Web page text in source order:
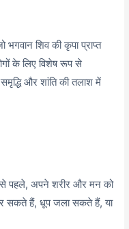
भगवान शिव की कृपा प्राप्त
के लिए विशेष रूप से
समृद्धि और शांति की तलाश में
पहले, अपने शरीर और मन को
सकते हैं, धूप जला सकते हैं, या